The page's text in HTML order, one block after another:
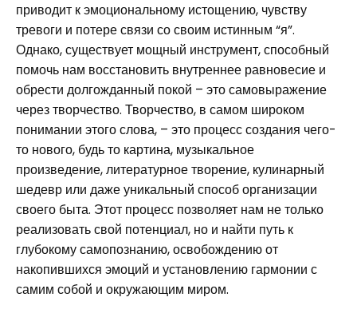
приводит к эмоциональному истощению, чувству
тревоги и потере связи со своим истинным “я”.
Однако, существует мощный инструмент, способный
помочь нам восстановить внутреннее равновесие и
обрести долгожданный покой – это самовыражение
через творчество. Творчество, в самом широком
понимании этого слова, – это процесс создания чего-
то нового, будь то картина, музыкальное
произведение, литературное творение, кулинарный
шедевр или даже уникальный способ организации
своего быта. Этот процесс позволяет нам не только
реализовать свой потенциал, но и найти путь к
глубокому самопознанию, освобождению от
накопившихся эмоций и установлению гармонии с
самим собой и окружающим миром.